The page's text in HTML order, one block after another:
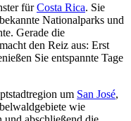
fürCosta Rica. Sie
Nationalparks und
Gerade die
den Reiz aus: Erst
Sie entspannte Tage
um San José,
wie